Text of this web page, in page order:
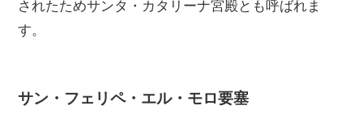
されたためサンタ・カタリーナ宮殿とも呼ばれま
す。
サン・フェリペ・エル・モロ要塞